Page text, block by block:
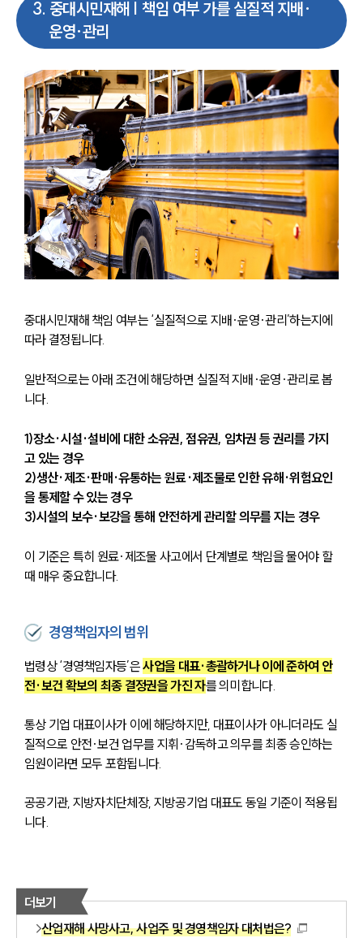
3. 중대시민재해 | 책임 여부 가를 실질적 지배·
운영·관리
중대시민재해 책임 여부는 ‘실질적으로 지배·운영·관리’하는지에
따라 결정됩니다.
일반적으로는 아래 조건에 해당하면 실질적 지배·운영·관리로 봅
니다.
1)장소·시설·설비에 대한 소유권, 점유권, 임차권 등 권리를 가지
고 있는 경우
2)생산·제조·판매·유통하는 원료·제조물로 인한 유해·위험요인
을 통제할 수 있는 경우
3)시설의 보수·보강을 통해 안전하게 관리할 의무를 지는 경우
이 기준은 특히 원료·제조물 사고에서 단계별로 책임을 물어야 할
때 매우 중요합니다.
경영책임자의 범위
법령상 ‘경영책임자등’은 사업을 대표·총괄하거나 이에 준하여 안
전·보건 확보의 최종 결정권을 가진 자를 의미합니다.
통상 기업 대표이사가 이에 해당하지만, 대표이사가 아니더라도 실
질적으로 안전·보건 업무를 지휘·감독하고 의무를 최종 승인하는
임원이라면 모두 포함됩니다.
공공기관, 지방자치단체장, 지방공기업 대표도 동일 기준이 적용됩
니다.
더보기
산업재해 사망사고, 사업주 및 경영책임자 대처법은?